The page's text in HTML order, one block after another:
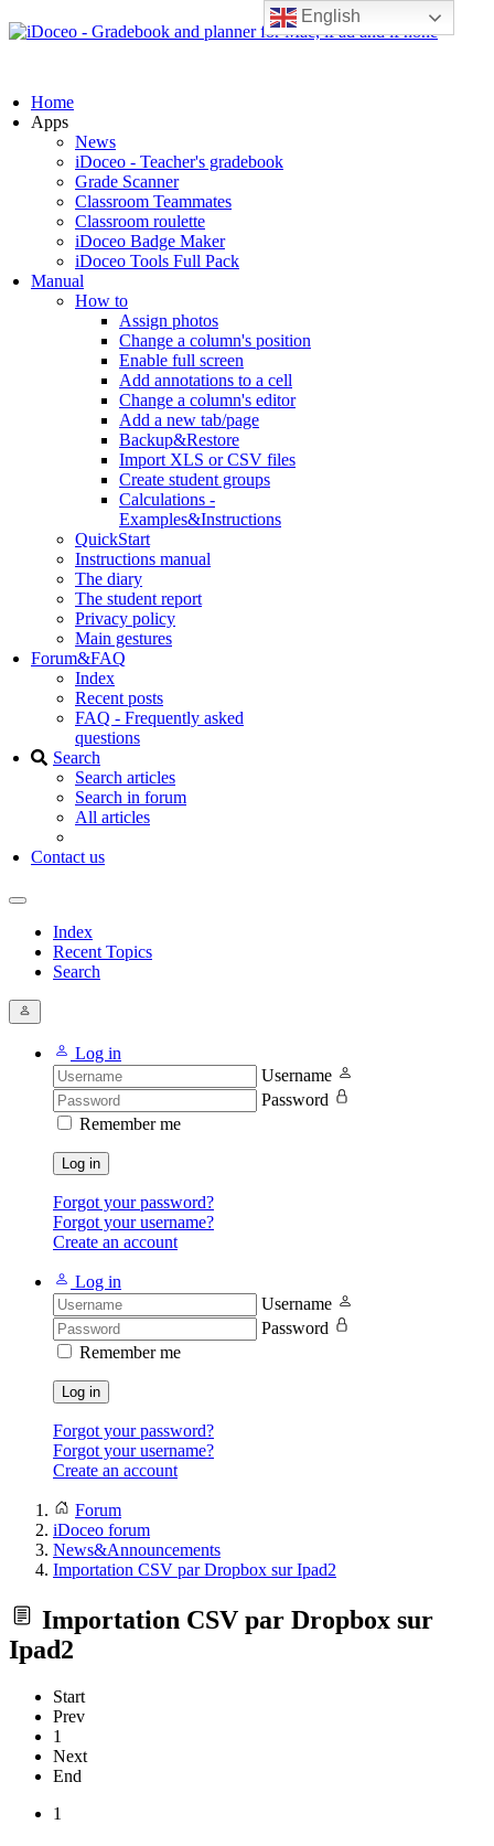
English
Home
Apps
News
iDoceo - Teacher's gradebook
Grade Scanner
Classroom Teammates
Classroom roulette
iDoceo Badge Maker
iDoceo Tools Full Pack
Manual
How to
Assign photos
Change a column's position
Enable full screen
Add annotations to a cell
Change a column's editor
Add a new tab/page
Backup&Restore
Import XLS or CSV files
Create student groups
Calculations -
Examples&Instructions
QuickStart
Instructions manual
The diary
The student report
Privacy policy
Main gestures
Forum&FAQ
Index
Recent posts
FAQ - Frequently asked
questions
Search
Search articles
Search in forum
All articles
Contact us
Index
Recent Topics
Search
Log in
Username
Password
Remember me
Log in
Forgot your password?
Forgot your username?
Create an account
Log in
Username
Password
Remember me
Log in
Forgot your password?
Forgot your username?
Create an account
Forum
iDoceo forum
News&Announcements
Importation CSV par Dropbox sur Ipad2
Importation CSV par Dropbox sur
Ipad2
Start
Prev
1
Next
End
1